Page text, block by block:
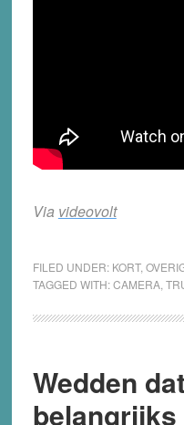
Via videovolt
FILED UNDER: KORT,
TAGGED WITH:CAMERA,
Wedden